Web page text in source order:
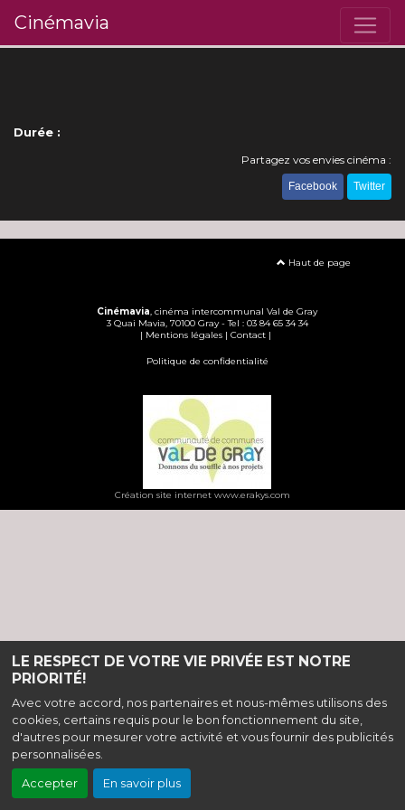
LE RESPECT DE VOTRE VIE PRIVÉE EST NOTRE
PRIORITÉ!
Avec votre accord, nos partenaires et nous-mêmes utilisons des
cookies, certains requis pour le bon fonctionnement du site,
d'autres pour mesurer votre activité et vous fournir des publicités
personnalisées.
Accepter En savoir plus
Cinémavia
Durée :
Partagez vos envies cinéma :
Facebook Twitter
Haut de page
Cinémavia, cinéma intercommunal Val de Gray
3 Quai Mavia, 70100 Gray - Tel : 03 84 65 34 34
| Mentions légales | Contact |
Politique de confidentialité
Création site internet www.erakys.com